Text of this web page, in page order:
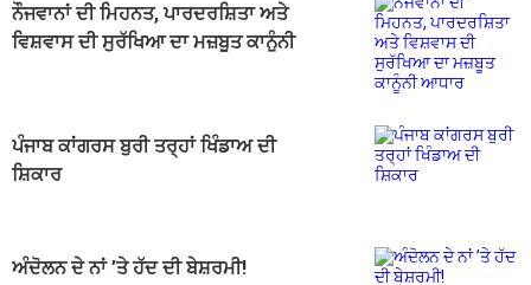
ਨੌਜਵਾਨਾਂ ਦੀ ਮਿਹਨਤ, ਪਾਰਦਰਸ਼ਿਤਾ ਅਤੇ
ਵਿਸ਼ਵਾਸ ਦੀ ਸੁਰੱਖਿਆ ਦਾ ਮਜ਼ਬੂਤ ਕਾਨੂੰਨੀ
ਪੰਜਾਬ ਕਾਂਗਰਸ ਬੁਰੀ ਤਰ੍ਹਾਂ ਖਿੰਡਾਅ ਦੀ
ਸ਼ਿਕਾਰ
ਅੰਦੋਲਨ ਦੇ ਨਾਂ ’ਤੇ ਹੱਦ ਦੀ ਬੇਸ਼ਰਮੀ!